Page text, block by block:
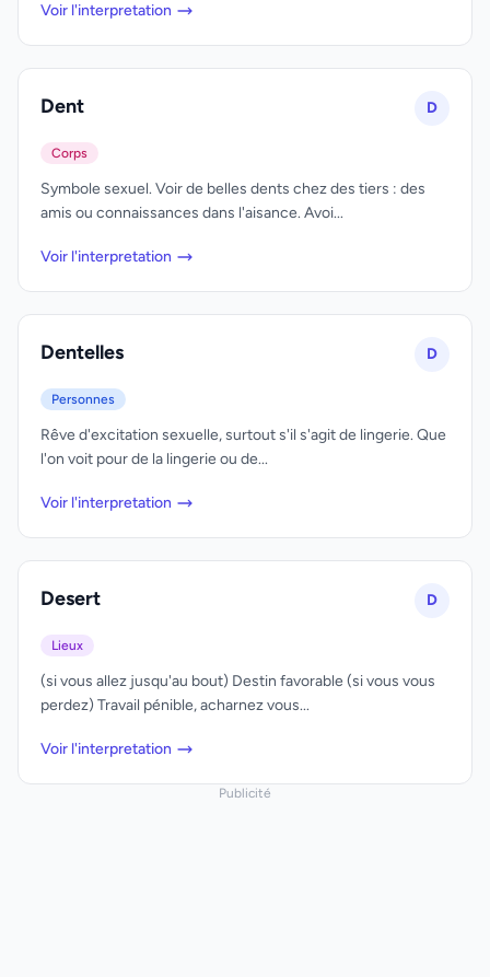
Voir l'interpretation
Dent D
Corps
Symbole sexuel. Voir de belles dents chez des tiers : des
amis ou connaissances dans l'aisance. Avoi...
Voir l'interpretation
Dentelles D
Personnes
Rêve d'excitation sexuelle, surtout s'il s'agit de lingerie. Que
l'on voit pour de la lingerie ou de...
Voir l'interpretation
Desert D
Lieux
(si vous allez jusqu'au bout) Destin favorable (si vous vous
perdez) Travail pénible, acharnez vous...
Voir l'interpretation
Publicité